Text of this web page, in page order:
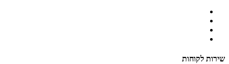
שירות לקוחות